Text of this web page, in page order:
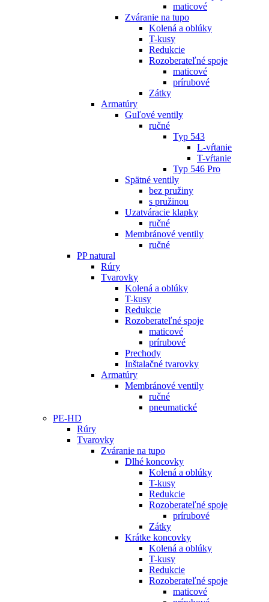
maticové
Zváranie na tupo
Kolená a oblúky
T-kusy
Redukcie
Rozoberateľné spoje
maticové
prírubové
Zátky
Armatúry
Guľové ventily
ručné
Typ 543
L-vŕtanie
T-vŕtanie
Typ 546 Pro
Spätné ventily
bez pružiny
s pružinou
Uzatváracie klapky
ručné
Membránové ventily
ručné
PP natural
Rúry
Tvarovky
Kolená a oblúky
T-kusy
Redukcie
Rozoberateľné spoje
maticové
prírubové
Prechody
Inštalačné tvarovky
Armatúry
Membránové ventily
ručné
pneumatické
PE-HD
Rúry
Tvarovky
Zváranie na tupo
Dlhé koncovky
Kolená a oblúky
T-kusy
Redukcie
Rozoberateľné spoje
prírubové
Zátky
Krátke koncovky
Kolená a oblúky
T-kusy
Redukcie
Rozoberateľné spoje
maticové